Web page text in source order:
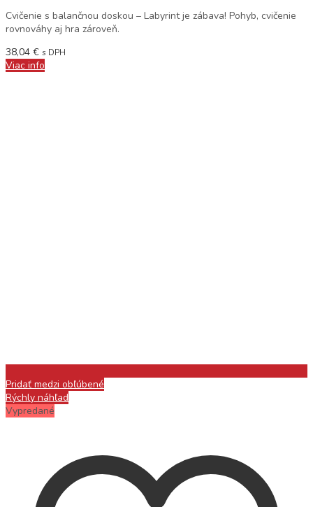
Cvičenie s balančnou doskou – Labyrint je zábava! Pohyb, cvičenie
rovnováhy aj hra zároveň.
38,04 € s DPH
Viac info
Pridať medzi obľúbené
Rýchly náhľad
Vypredané